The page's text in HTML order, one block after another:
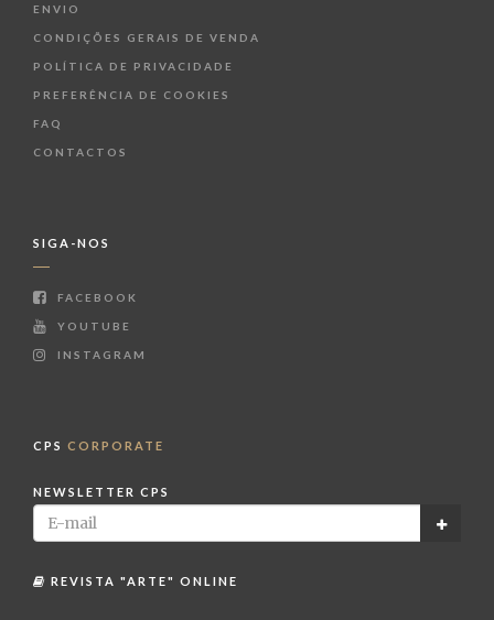
ENVIO
CONDIÇÕES GERAIS DE VENDA
POLÍTICA DE PRIVACIDADE
PREFERÊNCIA DE COOKIES
FAQ
CONTACTOS
SIGA-NOS
FACEBOOK
YOUTUBE
INSTAGRAM
CPS CORPORATE
NEWSLETTER CPS
REVISTA "ARTE" ONLINE